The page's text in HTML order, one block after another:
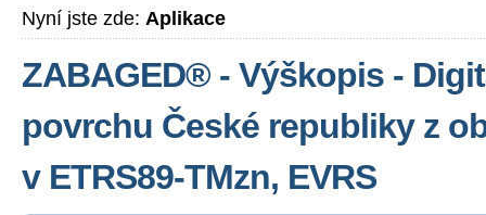
Nyní jste zde: Aplikace
ZABAGED® - Výškopis -
povrchu České republiky z
v ETRS89-TMzn, EVRS